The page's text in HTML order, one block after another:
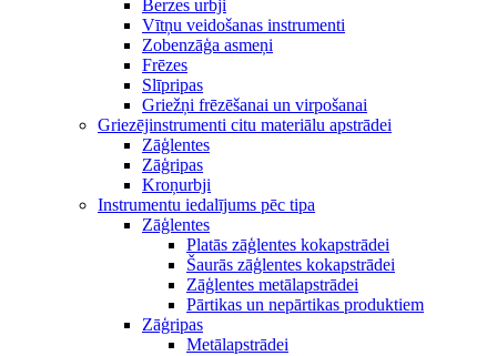
Berzes urbji
Vītņu veidošanas instrumenti
Zobenzāģa asmeņi
Frēzes
Slīpripas
Griežņi frēzēšanai un virpošanai
Griezējinstrumenti citu materiālu apstrādei
Zāģlentes
Zāģripas
Kroņurbji
Instrumentu iedalījums pēc tipa
Zāģlentes
Platās zāģlentes kokapstrādei
Šaurās zāģlentes kokapstrādei
Zāģlentes metālapstrādei
Pārtikas un nepārtikas produktiem
Zāģripas
Metālapstrādei